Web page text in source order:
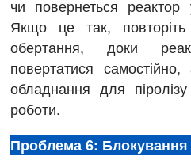
чи повернеться
Якщо це так,
обертання, доки
повертатися самостійно,
обладнання для
роботи.
Проблема 6: Блокування